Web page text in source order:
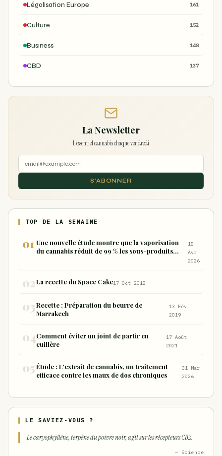
Légalisation Europe 161
Culture 152
Business 148
CBD 137
La Newsletter
L'essentiel cannabis chaque vendredi
S'ABONNER
TOP DE LA SEMAINE
Une nouvelle étude montre que la vaporisation
du cannabis réduit de 99 % les sous-produits
15
Avr
2026
La recette du Space Cake17 Oct 2018
Recette : Préparation du beurre de
Marrakech
13 Fév
2019
Comment éviter un joint de partir en
cuillère
17 Août
2021
Étude : L’extrait de cannabis, un traitement
efficace contre les maux de dos chroniques
31 Mar
2026
LE SAVIEZ-VOUS ?
Le caryophyllène, terpène du poivre noir, agit sur les récepteurs CB2.
— Science